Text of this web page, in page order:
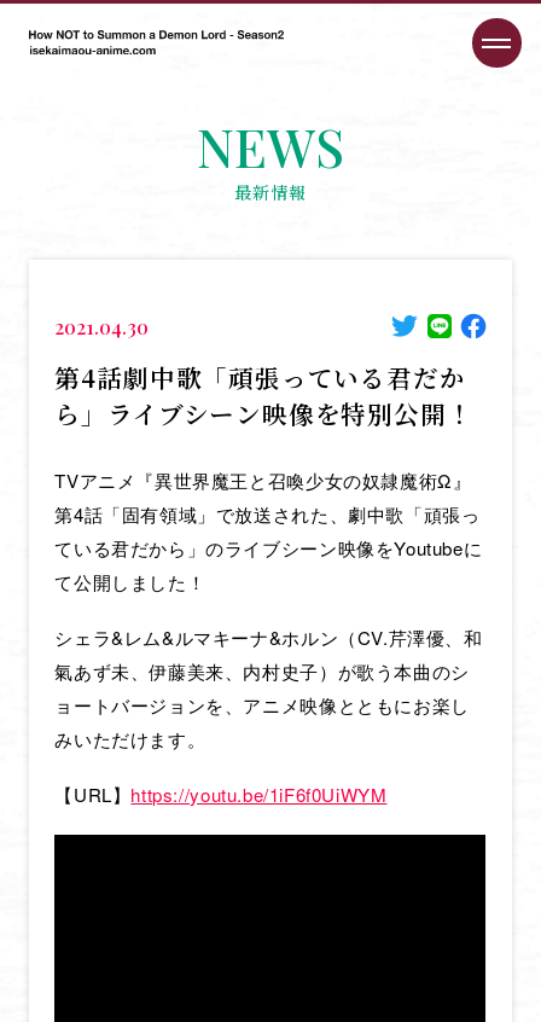
NEWS
最新情報
2021.04.30
第4話劇中歌「頑張っている君だか
ら」ライブシーン映像を特別公開！
TVアニメ『異世界魔王と召喚少女の奴隷魔術Ω』
第4話「固有領域」で放送された、劇中歌「頑張っ
ている君だから」のライブシーン映像をYoutubeに
て公開しました！
シェラ&レム&ルマキーナ&ホルン（CV.芹澤優、和
氣あず未、伊藤美来、内村史子）が歌う本曲のシ
ョートバージョンを、アニメ映像とともにお楽し
みいただけます。
【URL】 https://youtu.be/1iF6f0UiWYM